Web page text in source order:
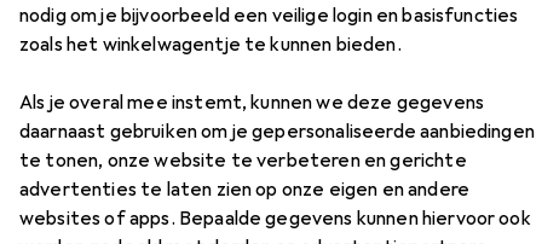
nodig om je bijvoorbeeld een veilige login en basisfuncties
zoals het winkelwagentje te kunnen bieden.
Als je overal mee instemt, kunnen we deze gegevens
daarnaast gebruiken om je gepersonaliseerde aanbiedingen
te tonen, onze website te verbeteren en gerichte
advertenties te laten zien op onze eigen en andere
websites of apps. Bepaalde gegevens kunnen hiervoor ook
Accessoires voor Vivotek AM-
220 Camera kegelbevestiging
Vind bijpassende accessoires voor de Vivotek AM-220
Camera kegelbevestiging uit de categorie Accessoires